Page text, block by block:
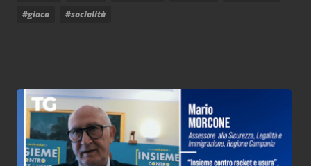
#gioco
#socialità